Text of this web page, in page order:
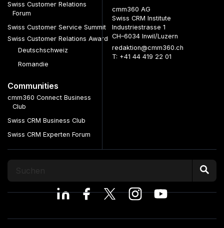
Swiss Customer Relations
Forum
Swiss Customer Service Summit
Swiss Customer Relations Award
Deutschschweiz
Romandie
Communities
cmm360 Connect Business
Club
Swiss CRM Business Club
Swiss CRM Experten Forum
cmm360 AG
Swiss CRM Institute
Industriestrasse 1
CH–6034 Inwil/Luzern
redaktion@cmm360.ch
T: +41 44 419 22 01